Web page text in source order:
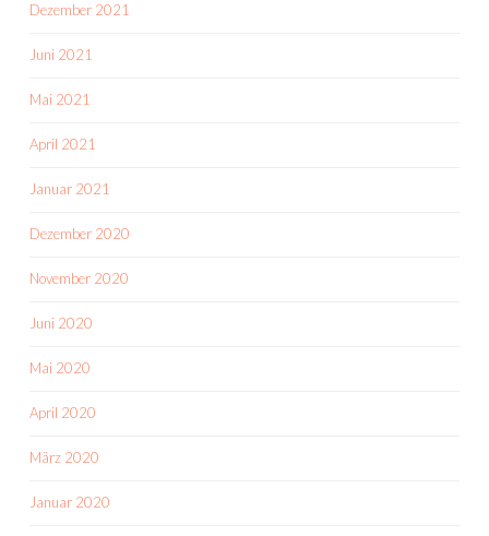
Dezember 2021
Juni 2021
Mai 2021
April 2021
Januar 2021
Dezember 2020
November 2020
Juni 2020
Mai 2020
April 2020
März 2020
Januar 2020